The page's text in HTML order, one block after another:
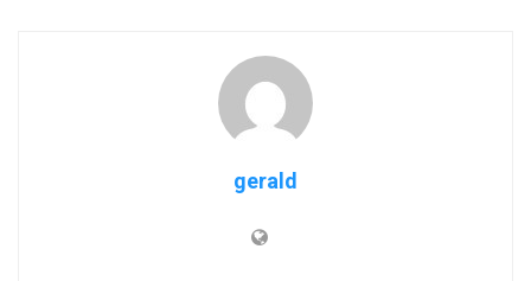
gerald